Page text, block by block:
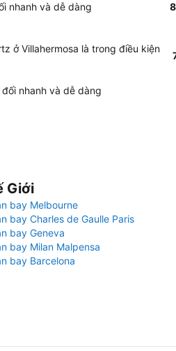
nhanh và dễ dàng
ở Villahermosa là trong điều kiện
nhanh và dễ dàng
Giới
bay Melbourne
bay Charles de Gaulle Paris
bay Geneva
bay Milan Malpensa
bay Barcelona